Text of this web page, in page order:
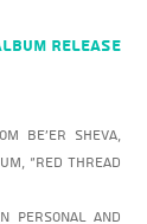
Release
Be’er Sheva,
“Red Thread.”
personal and